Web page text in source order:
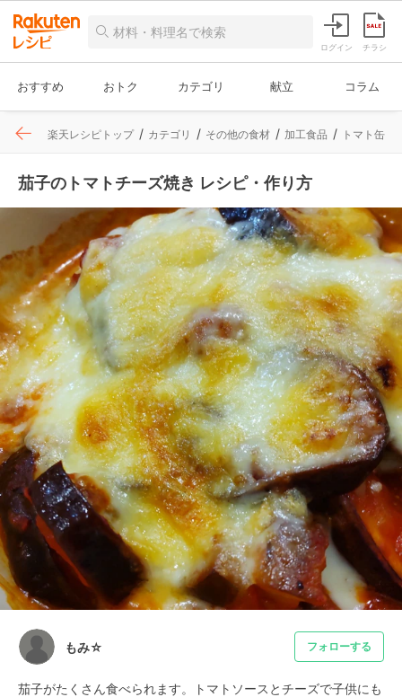
ログイン チラシ
おすすめ おトク カテゴリ 献立 コラム
楽天レシピトップ カテゴリ その他の食材 加工食品 トマト缶
茄子のトマトチーズ焼き レシピ・作り方
もみ☆ フォローする
茄子がたくさん食べられます。トマトソースとチーズで子供にも